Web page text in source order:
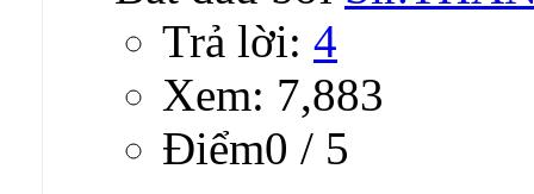
Trả lời: 4
Xem: 7,883
Ðiểm0 / 5